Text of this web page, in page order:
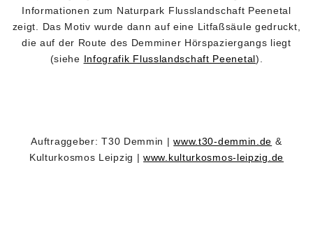
Informationen zum Naturpark Flusslandschaft Peenetal
zeigt. Das Motiv wurde dann auf eine Litfaßsäule gedruckt,
die auf der Route des Demminer Hörspaziergangs liegt
(siehe Infografik Flusslandschaft Peenetal).
Auftraggeber: T30 Demmin |www.t30-demmin.de &
Kulturkosmos Leipzig |www.kulturkosmos-leipzig.de